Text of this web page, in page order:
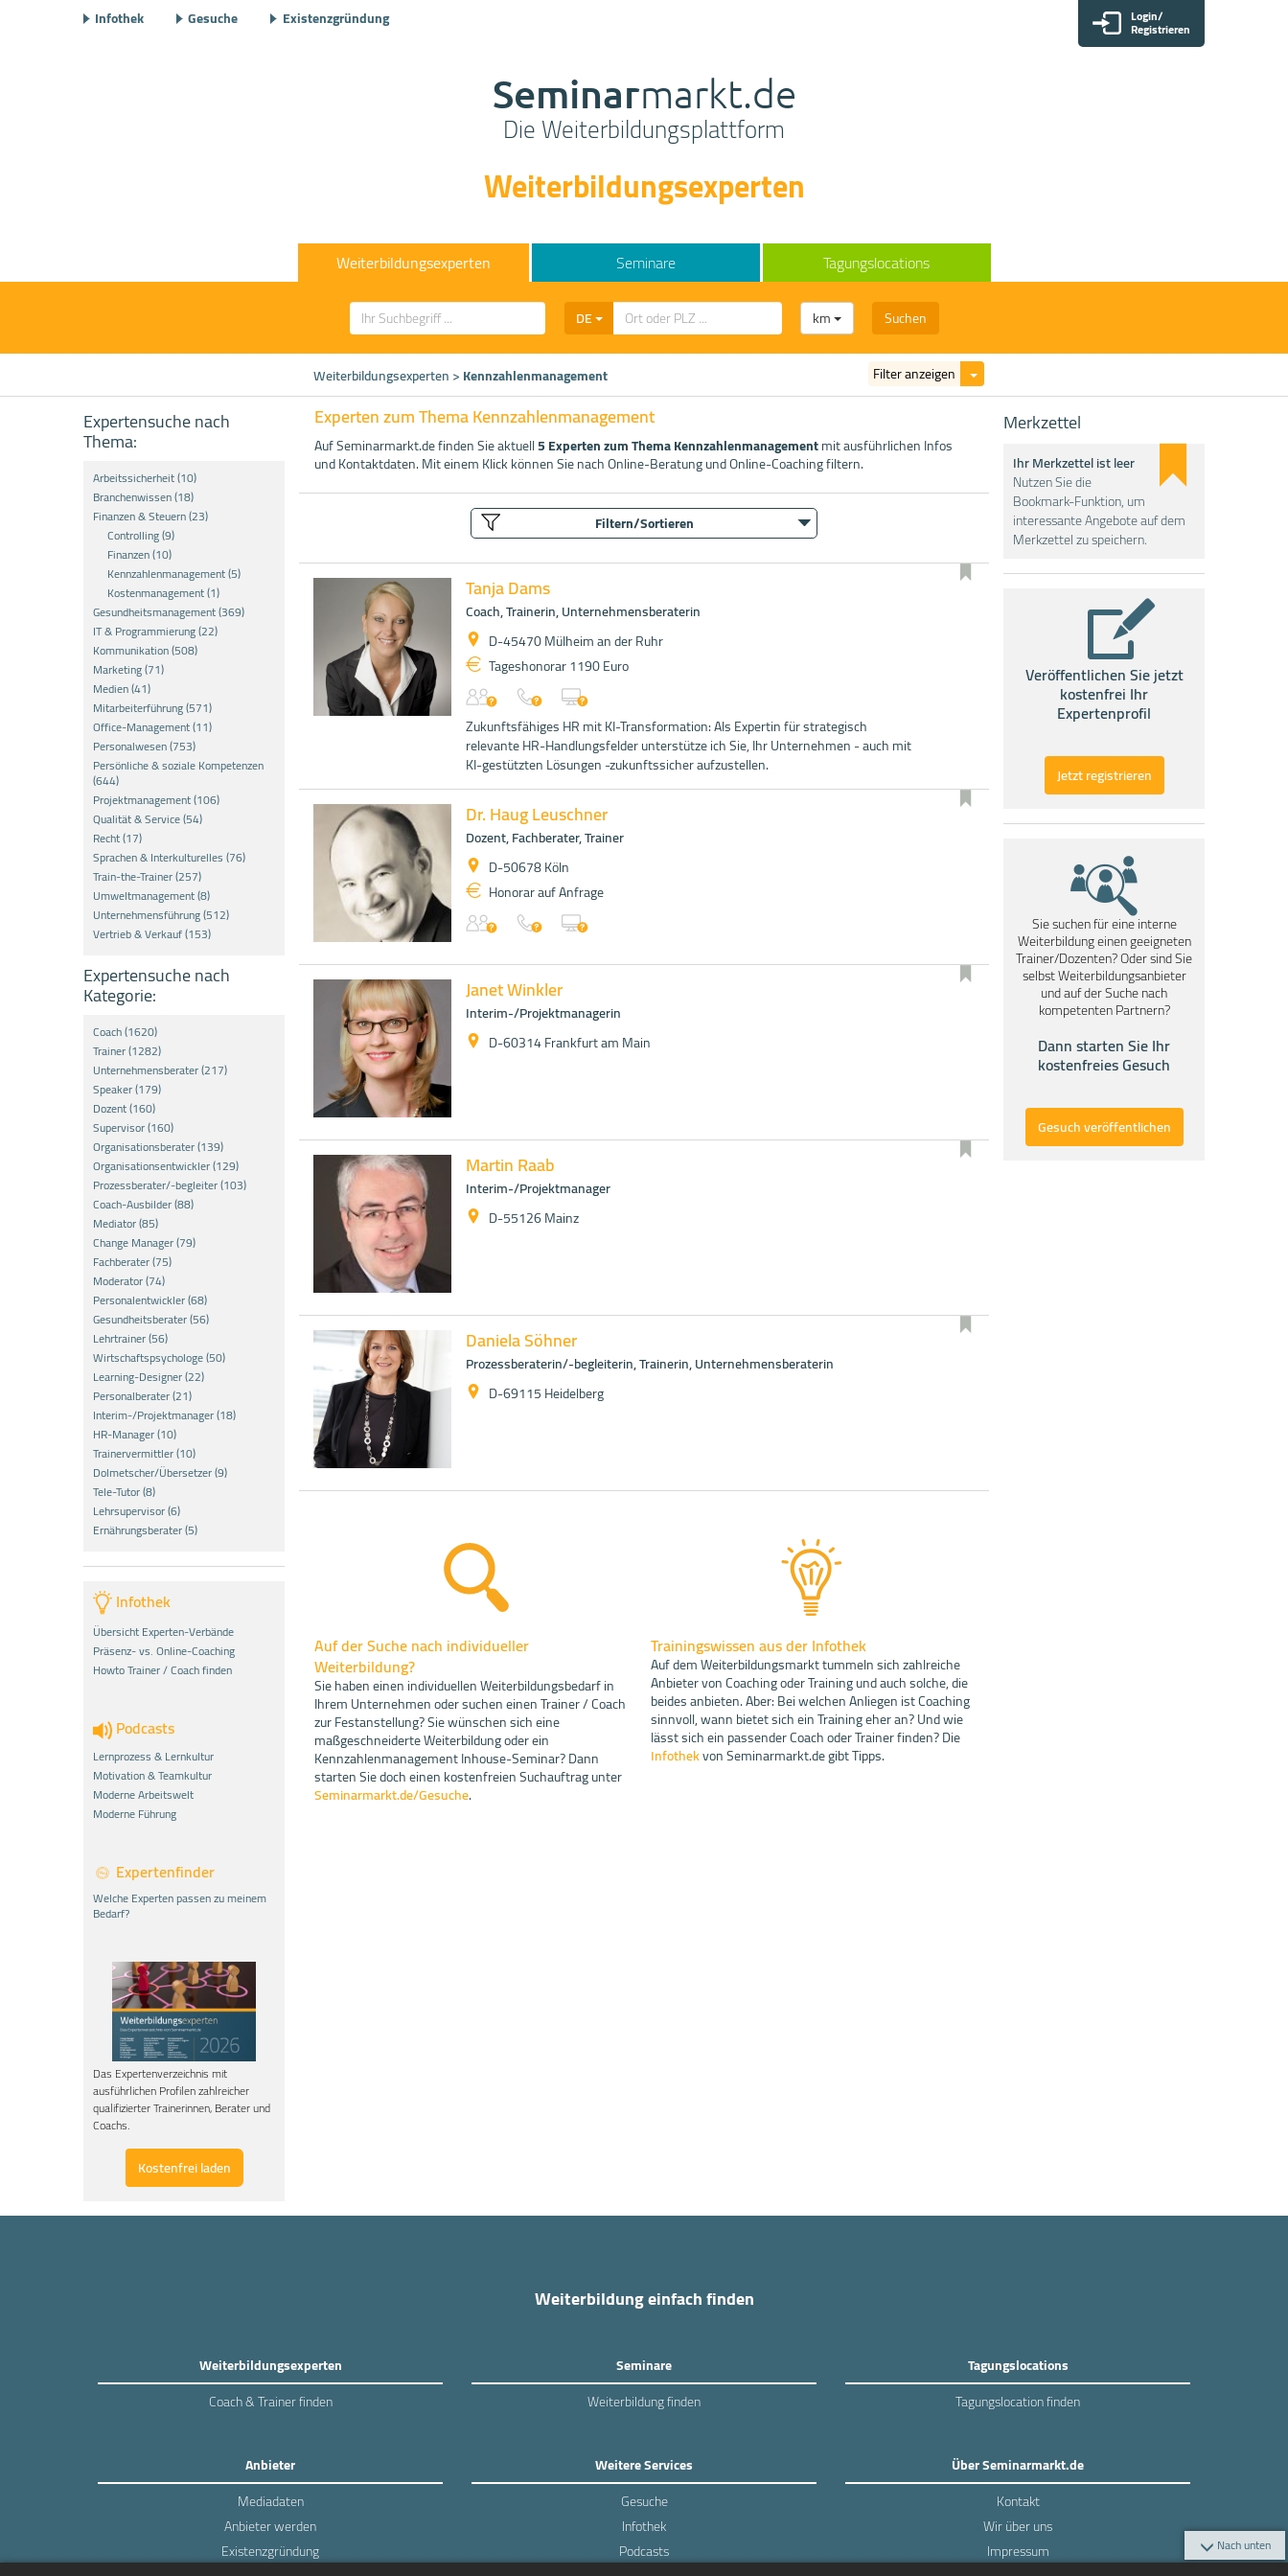
Infothek Gesuche Existenzgründung Login/
Registrieren
Seminarmarkt.de
Die Weiterbildungsplattform
Weiterbildungsexperten
Weiterbildungsexperten Seminare Tagungslocations
DE km Suchen
Filter anzeigen
Filter
ein-/ausblenden
Weiterbildungsexperten>Kennzahlenmanagement
Expertensuche nach
Thema:
Arbeitssicherheit (10)
Branchenwissen (18)
Finanzen & Steuern (23)
Controlling (9)
Finanzen (10)
Kennzahlenmanagement (5)
Kostenmanagement (1)
Gesundheitsmanagement (369)
IT & Programmierung (22)
Kommunikation (508)
Marketing (71)
Medien (41)
Mitarbeiterführung (571)
Office-Management (11)
Personalwesen (753)
Persönliche & soziale Kompetenzen
(644)
Projektmanagement (106)
Qualität & Service (54)
Recht (17)
Sprachen & Interkulturelles (76)
Train-the-Trainer (257)
Umweltmanagement (8)
Unternehmensführung (512)
Vertrieb & Verkauf (153)
Expertensuche nach
Kategorie:
Coach (1620)
Trainer (1282)
Unternehmensberater (217)
Speaker (179)
Dozent (160)
Supervisor (160)
Organisationsberater (139)
Organisationsentwickler (129)
Prozessberater/-begleiter (103)
Coach-Ausbilder (88)
Mediator (85)
Change Manager (79)
Fachberater (75)
Moderator (74)
Personalentwickler (68)
Gesundheitsberater (56)
Lehrtrainer (56)
Wirtschaftspsychologe (50)
Learning-Designer (22)
Personalberater (21)
Interim-/Projektmanager (18)
HR-Manager (10)
Trainervermittler (10)
Dolmetscher/Übersetzer (9)
Tele-Tutor (8)
Lehrsupervisor (6)
Ernährungsberater (5)
Infothek
Übersicht Experten-Verbände
Präsenz- vs. Online-Coaching
Howto Trainer / Coach finden
Podcasts
Lernprozess & Lernkultur
Motivation & Teamkultur
Moderne Arbeitswelt
Moderne Führung
Expertenfinder
Welche Experten passen zu meinem
Bedarf?
Das Expertenverzeichnis mit
ausführlichen Profilen zahlreicher
qualifizierter Trainerinnen, Berater und
Coachs.
Kostenfrei laden
Experten zum Thema Kennzahlenmanagement
Auf Seminarmarkt.de finden Sie aktuell5 Experten zum Thema Kennzahlenmanagementmit ausführlichen Infos
und Kontaktdaten. Mit einem Klick können Sie nach Online-Beratung und Online-Coaching filtern.
Filtern/Sortieren
Tanja Dams
Coach, Trainerin, Unternehmensberaterin
D-45470 Mülheim an der Ruhr
Tageshonorar 1190 Euro
Zukunftsfähiges HR mit KI-Transformation: Als Expertin für strategisch
relevante HR-Handlungsfelder unterstütze ich Sie, Ihr Unternehmen - auch mit
KI-gestützten Lösungen -zukunftssicher aufzustellen.
Dr. Haug Leuschner
Dozent, Fachberater, Trainer
D-50678 Köln
Honorar auf Anfrage
Janet Winkler
Interim-/Projektmanagerin
D-60314 Frankfurt am Main
Martin Raab
Interim-/Projektmanager
D-55126 Mainz
Daniela Söhner
Prozessberaterin/-begleiterin, Trainerin, Unternehmensberaterin
D-69115 Heidelberg
Auf der Suche nach individueller
Weiterbildung?
Sie haben einen individuellen Weiterbildungsbedarf in
Ihrem Unternehmen oder suchen einen Trainer / Coach
zur Festanstellung? Sie wünschen sich eine
maßgeschneiderte Weiterbildung oder ein
Kennzahlenmanagement Inhouse-Seminar? Dann
starten Sie doch einen kostenfreien Suchauftrag unter
Seminarmarkt.de/Gesuche.
Trainingswissen aus der Infothek
Auf dem Weiterbildungsmarkt tummeln sich zahlreiche
Anbieter von Coaching oder Training und auch solche, die
beides anbieten. Aber: Bei welchen Anliegen ist Coaching
sinnvoll, wann bietet sich ein Training eher an? Und wie
lässt sich ein passender Coach oder Trainer finden? Die
Infothekvon Seminarmarkt.de gibt Tipps.
Merkzettel
Ihr Merkzettel ist leer
Nutzen Sie die
Bookmark-Funktion, um
interessante Angebote auf dem
Merkzettel zu speichern.
Veröffentlichen Sie jetzt
kostenfrei Ihr
Expertenprofil
Jetzt registrieren
Sie suchen für eine interne
Weiterbildung einen geeigneten
Trainer/Dozenten? Oder sind Sie
selbst Weiterbildungsanbieter
und auf der Suche nach
kompetenten Partnern?
Dann starten Sie Ihr
kostenfreies Gesuch
Gesuch veröffentlichen
Weiterbildung einfach finden
Weiterbildungsexperten
Coach & Trainer finden
Seminare
Weiterbildung finden
Tagungslocations
Tagungslocation finden
Anbieter
Mediadaten
Anbieter werden
Existenzgründung
Weitere Services
Gesuche
Infothek
Podcasts
Über Seminarmarkt.de
Kontakt
Wir über uns
Impressum
Nach unten